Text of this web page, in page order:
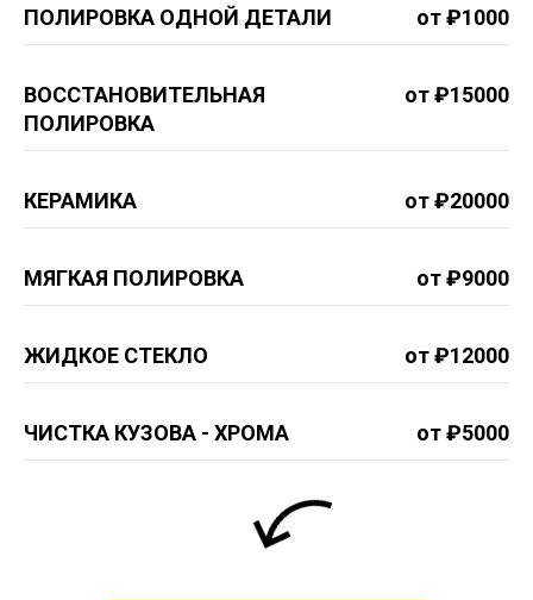
ПОЛИРОВКА ОДНОЙ ДЕТАЛИ от ₽1000
ВОССТАНОВИТЕЛЬНАЯ
ПОЛИРОВКА
от ₽15000
КЕРАМИКА от ₽20000
МЯГКАЯ ПОЛИРОВКА от ₽9000
ЖИДКОЕ СТЕКЛО от ₽12000
ЧИСТКА КУЗОВА - ХРОМА от ₽5000